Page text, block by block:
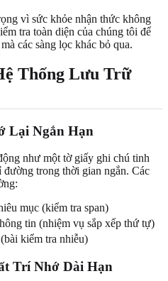
vì sức khỏe nhận thức không
tra toàn diện của chúng tôi để
các sàng lọc khác bỏ qua.
Thống Lưu Trữ
Lại Ngắn Hạn
như một tờ giấy ghi chú tinh
trong thời gian ngắn. Các
mục (kiểm tra span)
tin (nhiệm vụ sắp xếp thứ tự)
kiểm tra nhiễu)
Trí Nhớ Dài Hạn